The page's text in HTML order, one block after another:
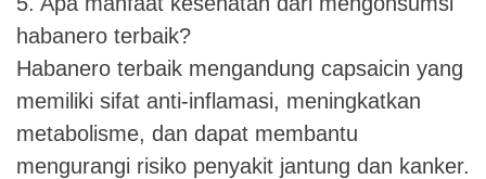
habanero terbaik?
Habanero terbaik mengandung capsaicin yang
memiliki sifat anti-inflamasi, meningkatkan
metabolisme, dan dapat membantu
mengurangi risiko penyakit jantung dan kanker.